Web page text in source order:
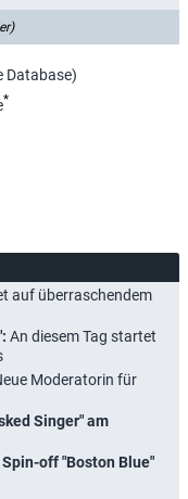
Database)
*
auf überraschendem
An diesem Tag startet
Moderatorin für
Singer" am
off "Boston Blue"